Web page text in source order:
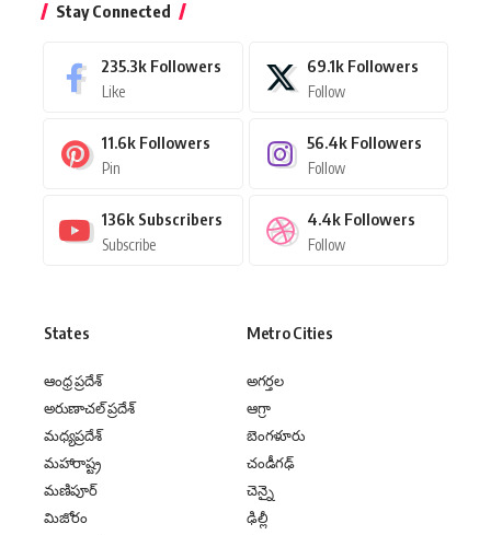
Stay Connected
235.3k Followers
Like
69.1k Followers
Follow
11.6k Followers
Pin
56.4k Followers
Follow
136k Subscribers
Subscribe
4.4k Followers
Follow
States
ఆంధ్ర ప్రదేశ్
అరుణాచల్ ప్రదేశ్
మధ్యప్రదేశ్
మహారాష్ట్ర
మణిపూర్
మిజోరం
Metro Cities
అగర్తల
ఆగ్రా
బెంగళూరు
చండీగఢ్
చెన్నై
ఢిల్లీ